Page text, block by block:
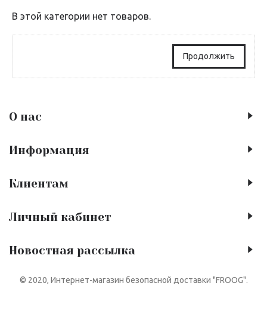
В этой категории нет товаров.
Продолжить
О нас
Информация
Клиентам
Личный кабинет
Новостная рассылка
© 2020, Интернет-магазин безопасной доставки "FROOG".